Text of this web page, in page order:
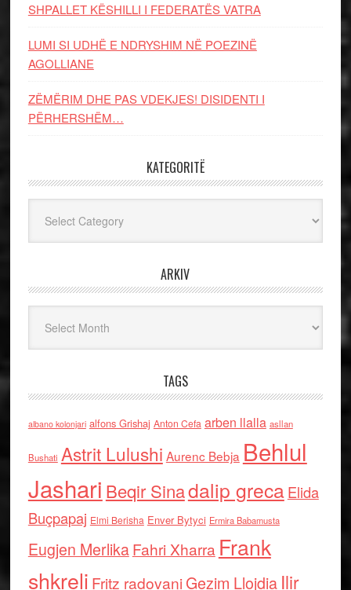
SHPALLET KËSHILLI I FEDERATËS VATRA
LUMI SI UDHË E NDRYSHIM NË POEZINË
AGOLLIANE
ZËMËRIM DHE PAS VDEKJES! DISIDENTI I
PËRHERSHËM…
KATEGORITË
ARKIV
TAGS
albano kolonjari alfons Grishaj Anton Cefa arben llalla asllan
Bushati Astrit Lulushi Aurenc Bebja Behlul
Jashari Beqir Sinadalip grecaElida
Buçpapaj Elmi Berisha Enver Bytyci Ermira Babamusta
Eugjen MerlikaFahri Xharra Frank
shkreli Fritz radovaniGezim Llojdia Ilir